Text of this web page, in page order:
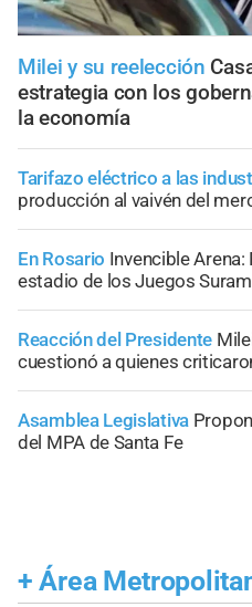
Milei y su reelección
estrategia con los
la economía
Tarifazo eléctrico a las
producción al vaivén del
En Rosario Invencible
estadio de los Juegos
Reacción del Presidente
cuestionó a quienes
Asamblea Legislativa
del MPA de Santa Fe
+ Área